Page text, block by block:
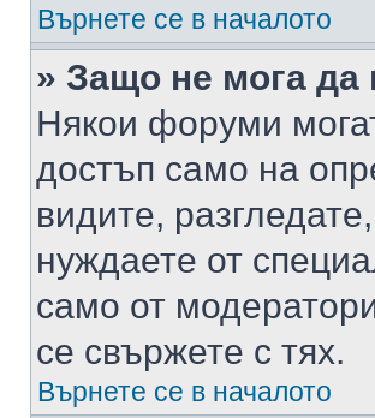
Върнете се в началото
» Защо не мога
Някои форуми
достъп само на
видите,
нуждаете от
само от
се свържете с тях.
Върнете се в началото